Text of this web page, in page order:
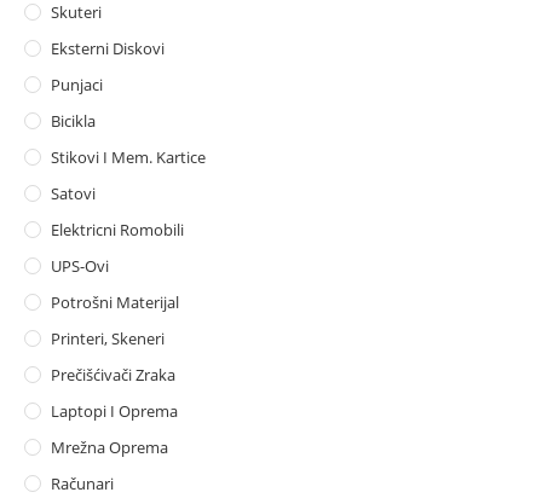
Skuteri
Eksterni Diskovi
Punjaci
Bicikla
Stikovi I Mem. Kartice
Satovi
Elektricni Romobili
UPS-Ovi
Potrošni Materijal
Printeri, Skeneri
Prečišćivači Zraka
Laptopi I Oprema
Mrežna Oprema
Računari